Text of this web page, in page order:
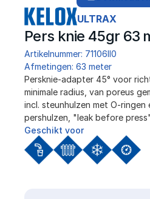
ULTRAX
Pers knie 45gr 63
Artikelnummer: 71106II0
Afmetingen: 63 meter
Persknie-adapter 45° voor
minimale radius, van poreus
incl. steunhulzen met O-ringen
pershulzen, "leak before press"
Geschikt voor